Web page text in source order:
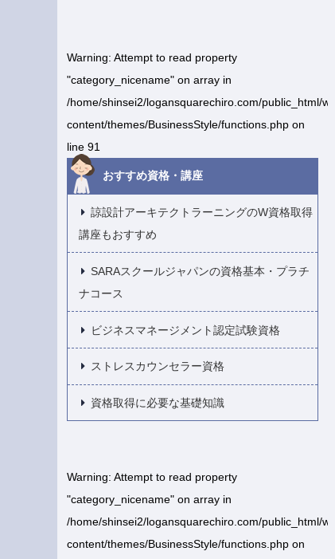
Warning: Attempt to read property
"category_nicename" on array in
/home/shinsei2/logansquarechiro.com/public_html/wp-
content/themes/BusinessStyle/functions.php on
line 91
おすすめ資格・講座
諒設計アーキテクトラーニングのW資格取得
講座もおすすめ
SARAスクールジャパンの資格基本・プラチ
ナコース
ビジネスマネージメント認定試験資格
ストレスカウンセラー資格
資格取得に必要な基礎知識
Warning: Attempt to read property
"category_nicename" on array in
/home/shinsei2/logansquarechiro.com/public_html/wp-
content/themes/BusinessStyle/functions.php on